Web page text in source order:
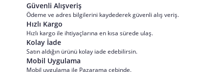
Güvenli Alışveriş
Ödeme ve adres bilgilerini kaydederek güvenli alış veriş.
Hızlı Kargo
Hızlı kargo ile ihtiyaçlarına en kısa sürede ulaş.
Kolay İade
Satın aldığın ürünü kolay iade edebilirsin.
Mobil Uygulama
Mobil uygulama ile Pazarama cebinde.